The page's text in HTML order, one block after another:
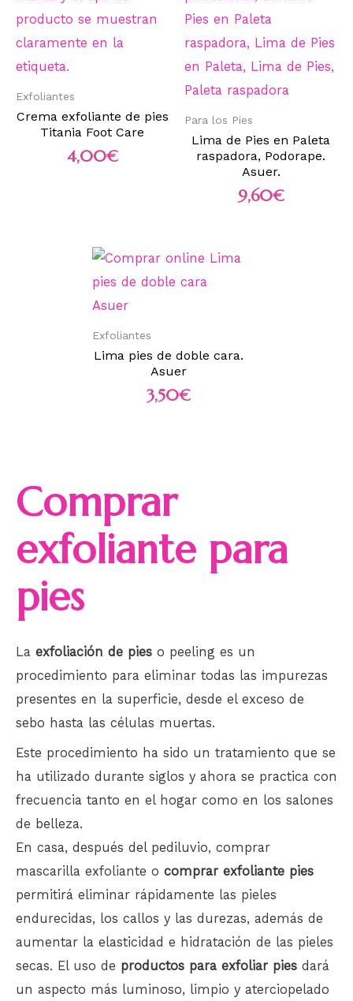
Exfoliantes
Crema exfoliante de pies
Titania Foot Care
4,00€
Para los Pies
Lima de Pies en Paleta
raspadora, Podorape.
Asuer.
9,60€
Exfoliantes
Lima pies de doble cara.
Asuer
3,50€
Comprar
exfoliante para
pies
La exfoliación de pies o peeling es un
procedimiento para eliminar todas las impurezas
presentes en la superficie, desde el exceso de
sebo hasta las células muertas.
Este procedimiento ha sido un tratamiento que se
ha utilizado durante siglos y ahora se practica con
frecuencia tanto en el hogar como en los salones
de belleza.
En casa, después del pediluvio, comprar
mascarilla exfoliante o comprar exfoliante pies
permitirá eliminar rápidamente las pieles
endurecidas, los callos y las durezas, además de
aumentar la elasticidad e hidratación de las pieles
secas. El uso de productos para exfoliar pies dará
un aspecto más luminoso, limpio y aterciopelado